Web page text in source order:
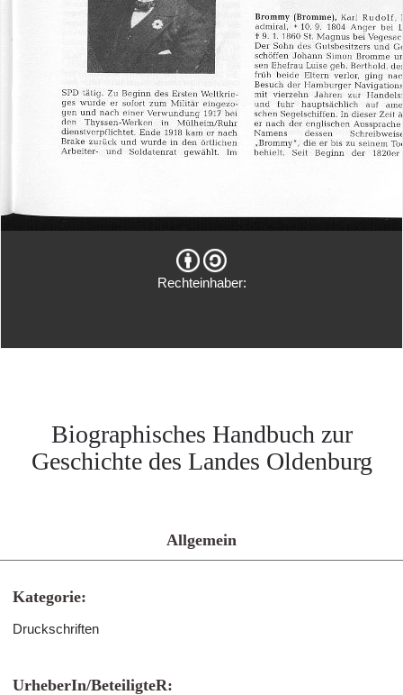
Rechteinhaber:
Biographisches Handbuch zur
Geschichte des Landes Oldenburg
Allgemein
Kategorie:
Druckschriften
UrheberIn/BeteiligteR: